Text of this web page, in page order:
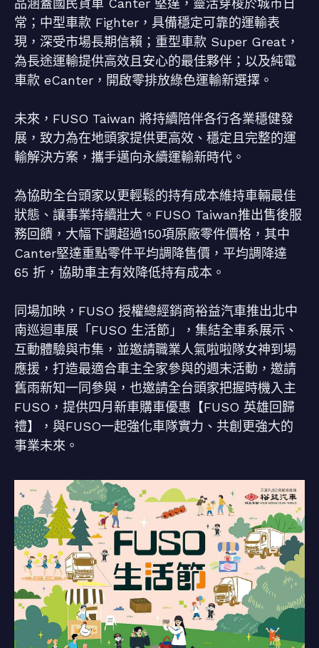
品涵蓋國民貨車 Canter 堅達，靈活穿梭於城市日
常；中型車款 Fighter，具備穩定可靠的運輸表
現，深受市場長期信賴；重型車款 Super Great，
為長途運輸提供高效且安心的最佳夥伴；以及純電
車款 eCanter，開啟零排放綠色運輸新選擇。
未來，FUSO Taiwan 將持續陪伴各行各業穩健發
展，致力為在地頭家提供更高效、穩定且完整的運
輸解決方案，攜手邁向永續運輸新時代。
為協助全台頭家以更輕鬆的持有成本維持車輛最佳
狀態、讓事業持續壯大。FUSO Taiwan推出售後服
務回饋，大幅下調超過150項原廠零件價格，其中
Canter堅達重點零件平均調降售價，平均調降達
65 折，協助車主有效降低持有成本。
同場加映，FUSO 授權總經銷商裕益汽車推出北中
南巡迴車展「FUSO 生活節」，集結全車系展示、
互動體驗與市集，並邀請職業人氣啦啦隊女神到場
應援，打造最適合車主全家參與的週末活動，邀請
舊雨新知一同參與，也邀請全台頭家把握時機入主
FUSO，提供四月新車購車優惠【FUSO 英雄回歸
禮】，與FUSO一起強化車隊實力、共創更強大的
事業未來。